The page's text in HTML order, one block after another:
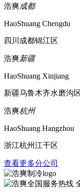
浩爽成都
HaoShuang Chengdu
四川成都锦江区
浩爽新疆
HaoShuang Xinjiang
新疆乌鲁木齐水磨沟
浩爽杭州
HaoShuang Hangzhou
浙江杭州江干区
查看更多分公司